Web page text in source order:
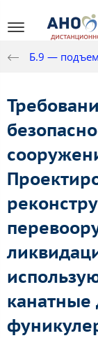
Б.9 —
канатные